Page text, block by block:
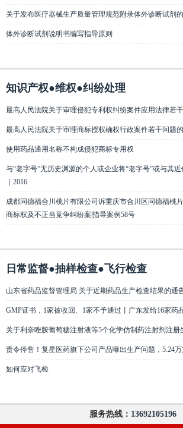
关于发布医疗器械生产质量管理规范附录体外诊断试剂
体外诊断试剂说明书编写指导原则
知识产权●维权●纠纷处理
最高人民法院关于审理侵犯专利权纠纷案件应用法律若
最高人民法院关于审理商标授权确权行政案件若干问题
使用药品通用名称不构成侵犯商标专用权
与“老字号”无历史渊源的个人或企业将“老字号”或与其
｜2016
成都同德福合川桃片有限公司诉重庆市合川区同德福桃
商标权及不正当竞争纠纷案|指导案例58号
日常监督●抽样检查●飞行检查
山东省药品监督管理局 关于近期药品生产检查结果的通
GMP证书，1家被收回、1家不予通过丨广东发给16家药
关于利奈唑胺葡萄糖注射液等5个化学仿制药注射剂注
责令停售！复星医药旗下公司产品曝出生产问题，5.24
如何应对飞检
服务热线： 13692105196